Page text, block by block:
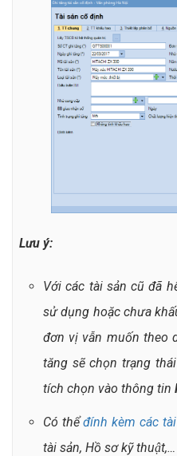
Lưu ý:
Với các tài sản cũ đã
sử dụng hoặc chưa
đơn vị vẫn muốn theo
tăng sẽ chọn trạng
tích chọn vào thông tin
Có thểđính kèm các
tài sản, Hồ sơ kỹ